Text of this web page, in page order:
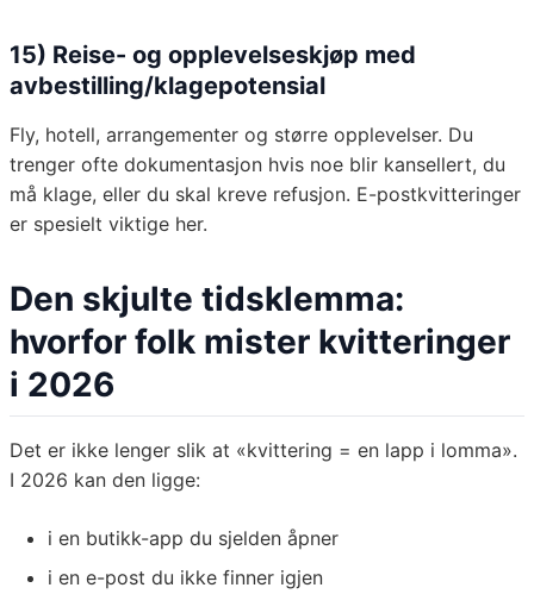
15) Reise- og opplevelseskjøp med
avbestilling/klagepotensial
Fly, hotell, arrangementer og større opplevelser. Du
trenger ofte dokumentasjon hvis noe blir kansellert, du
må klage, eller du skal kreve refusjon. E-postkvitteringer
er spesielt viktige her.
Den skjulte tidsklemma:
hvorfor folk mister kvitteringer
i 2026
Det er ikke lenger slik at «kvittering = en lapp i lomma».
I 2026 kan den ligge:
i en butikk-app du sjelden åpner
i en e-post du ikke finner igjen